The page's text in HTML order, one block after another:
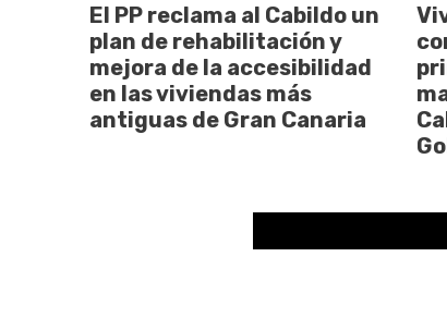
El PP reclama al Cabildo un
plan de rehabilitación y
mejora de la accesibilidad
en las viviendas más
antiguas de Gran Canaria